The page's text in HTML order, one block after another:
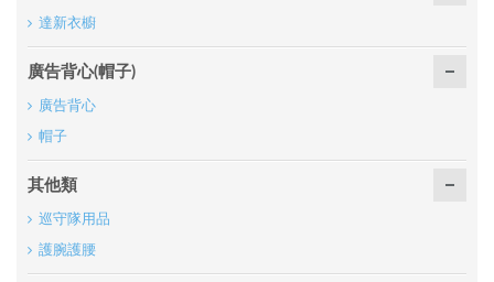
達新衣櫥
廣告背心(帽子)
廣告背心
帽子
其他類
巡守隊用品
護腕護腰